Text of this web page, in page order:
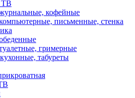
ТВ
кофейные
письменные, стенка
гримерные
табуреты